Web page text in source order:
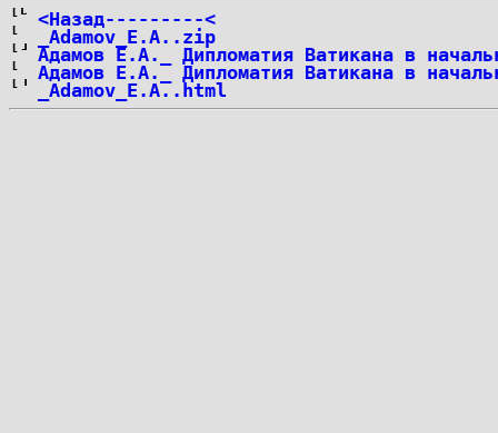
<Назад---------<
_Adamov_E.A..zip
Адамов Е.А._ Дипломатия Ватикана в
Адамов Е.А._ Дипломатия Ватикана в
_Adamov_E.A..html